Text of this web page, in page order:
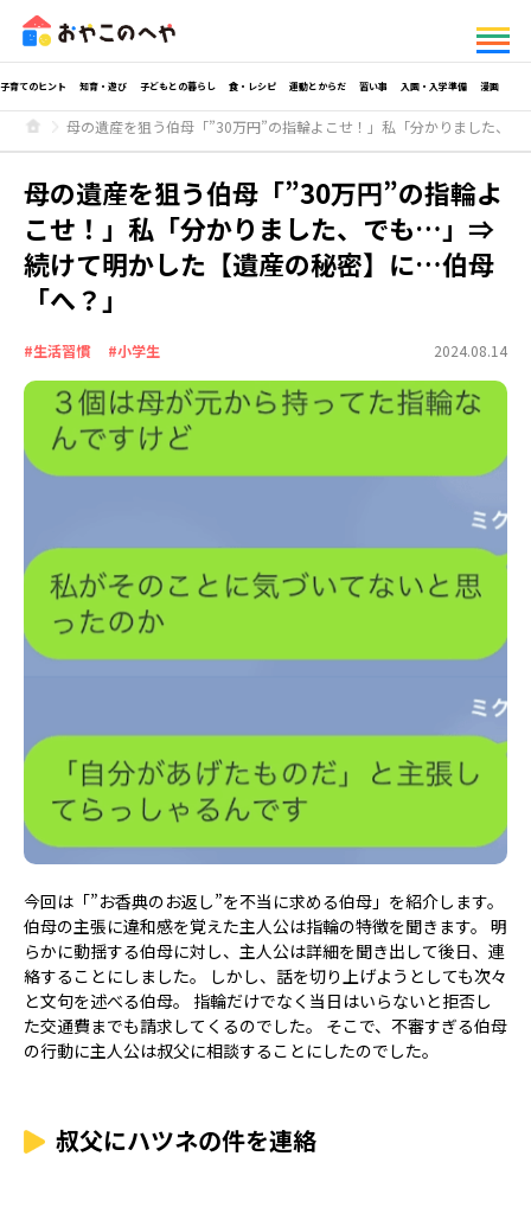
子育てのヒント 知育・遊び 子どもとの暮らし 食・レシピ 運動とからだ 習い事 入園・入学準備 漫画
母の遺産を狙う伯母「”30万円”の指輪よこせ！」私「分かりました
母の遺産を狙う伯母「”30万円”の指輪よ
こせ！」私「分かりました、でも…」⇒
続けて明かした【遺産の秘密】に…伯母
「へ？」
#生活習慣 #小学生 2024.08.14
今回は「”お香典のお返し”を不当に求める伯母」を紹介します。
伯母の主張に違和感を覚えた主人公は指輪の特徴を聞きます。 明
らかに動揺する伯母に対し、主人公は詳細を聞き出して後日、連
絡することにしました。 しかし、話を切り上げようとしても次々
と文句を述べる伯母。 指輪だけでなく当日はいらないと拒否し
た交通費までも請求してくるのでした。 そこで、不審すぎる伯母
の行動に主人公は叔父に相談することにしたのでした。
叔父にハツネの件を連絡